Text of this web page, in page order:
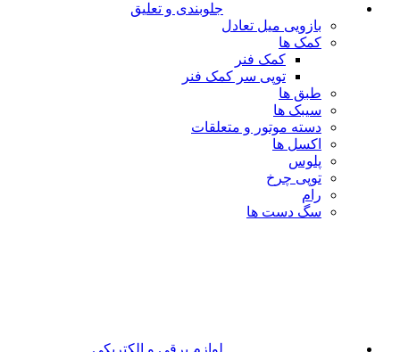
جلوبندی و تعلیق
بازویی میل تعادل
کمک ها
کمک فنر
توپی سر کمک فنر
طبق ها
سیبک ها
دسته موتور و متعلقات
اکسل ها
پلوس
توپی چرخ
رام
سگ دست ها